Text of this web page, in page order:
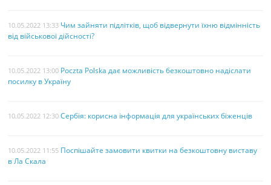
10.05.2022 13:33 Чим зайняти підлітків, щоб відвернути їхню відмінність
від військової дійсності?
10.05.2022 13:00 Poczta Polska дає можливість безкоштовно надіслати
посилку в Україну
10.05.2022 12:30 Сербія: корисна інформація для українських біженців
10.05.2022 11:55 Поспішайте замовити квитки на безкоштовну виставу
в Ла Скала